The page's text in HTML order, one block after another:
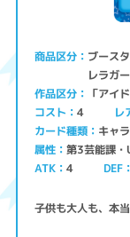
商品区分 ブース
レラガ
作品区分 「アイ
コスト 4 レ
カード種類 キャラ
属性 第3芸能課
ATK 4 DEF
子供も大人も、本